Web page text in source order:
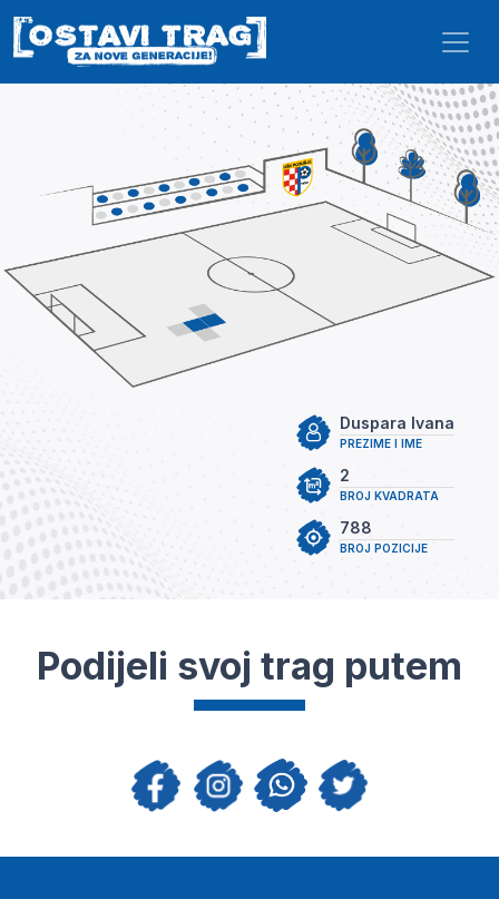
Skip to main content
PREZIME I IME
Duspara Ivana
BROJ KVADRATA
2
BROJ POZICIJE
788
Podijeli svoj trag putem